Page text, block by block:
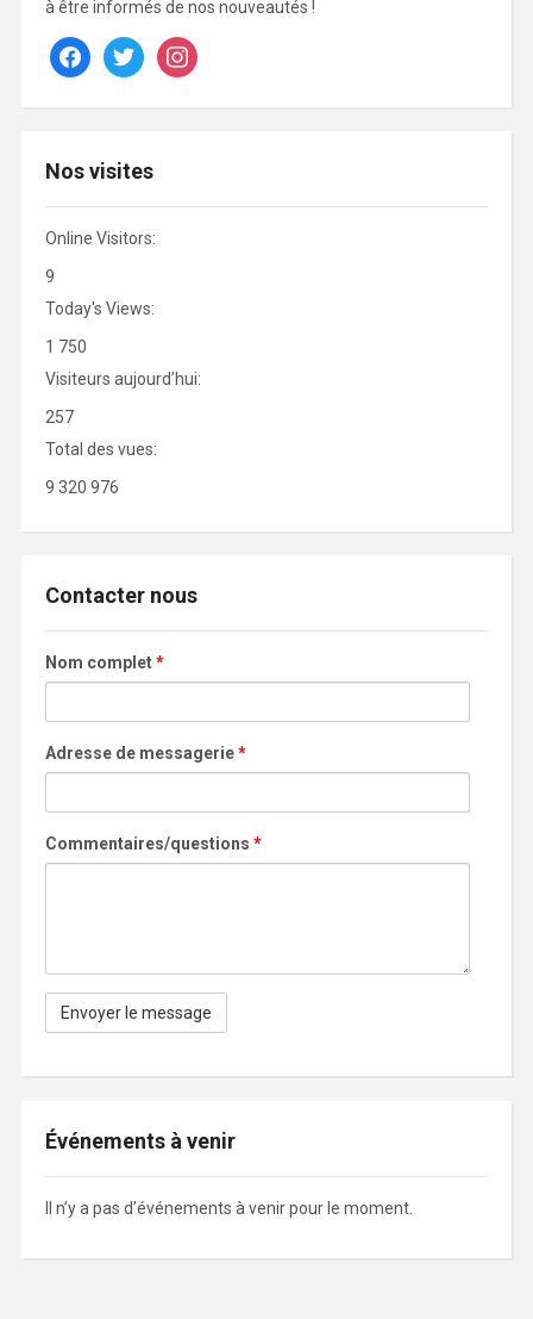
à être informés de nos nouveautés !
facebooktwitter instagram
Nos visites
Online Visitors:
9
Today's Views:
1 750
Visiteurs aujourd’hui:
257
Total des vues:
9 320 976
Contacter nous
Nom complet*
Adresse de messagerie*
Commentaires/questions *
Événements à venir
Il n’y a pas d’événements à venir pour le moment.